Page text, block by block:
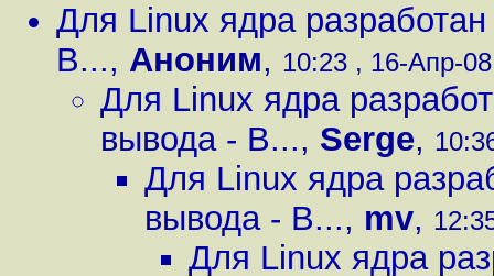
Для Linux ядра
B..., Аноним, 10:23 , 16-Апр-
Для Linux ядра
вывода - B..., Serge,
Для Linux ядра
вывода - B..., mv,
Для Linux ядра